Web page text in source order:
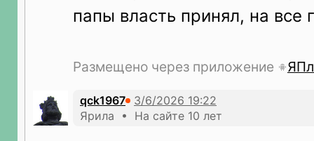
папы власть принял, на все
Размещено через приложение
qck1967
Ярила • На сайте 10 лет